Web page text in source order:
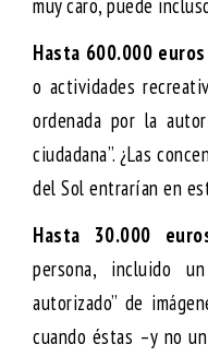
muy caro, puede
Hasta 600.000 euros
o actividades
ordenada por la
ciudadana”. ¿Las
del Sol entrarían en
Hasta 30.000
persona, incluido
autorizado” de
cuando éstas –y no